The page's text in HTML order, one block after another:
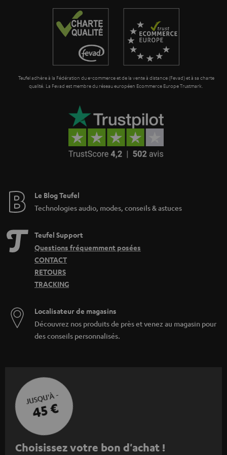
a
r
i
Teufel adhère à la Fédération du e-commerce et de la vente à distance (Fevad) et à sa charte
qualité. La Fevad est membre du réseau européen Ecommerce Europe Trustmark.
Le Blog Teufel
Technologies audio, modes, conseils & astuces
Teufel Support
Questions fréquemment posées
CONTACT
RETOURS
TRACKING
Localisateur de magasins
Découvrez nos produits de près et venez au magasin pour
des conseils personnalisés.
JUSQU'À -
45 €
I
Choisissez votre bon d'achat !